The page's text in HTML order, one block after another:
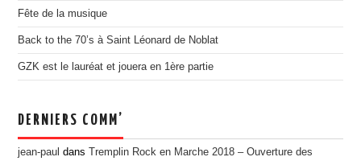
EDITION 2016
EDITION 2015
EDITION 2014
EDITION 2012
Fête de la musique
Back to the 70’s à Saint Léonard de Noblat
GZK est le lauréat et jouera en 1ère partie
DERNIERS COMM’
jean-paul dansTremplin Rock en Marche 2018 – Ouverture des